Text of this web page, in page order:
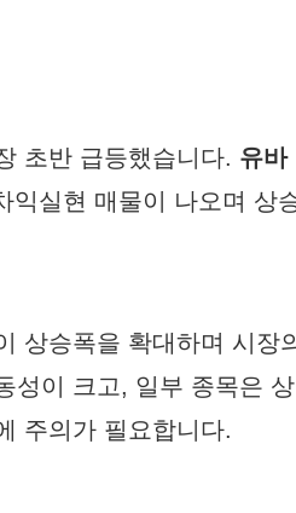
초반 급등했습니다. 유바
익실현 매물이 나오며 상
상승폭을 확대하며 시장
성이 크고, 일부 종목은 상
주의가 필요합니다.